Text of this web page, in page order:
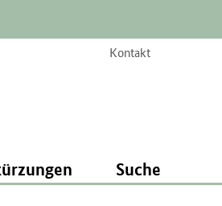
Kontakt
Suche